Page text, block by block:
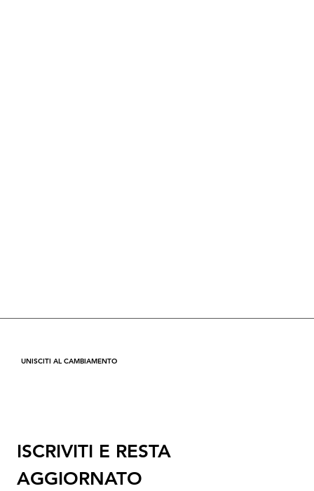
UNISCITI AL CAMBIAMENTO
ISCRIVITI E RESTA
AGGIORNATO